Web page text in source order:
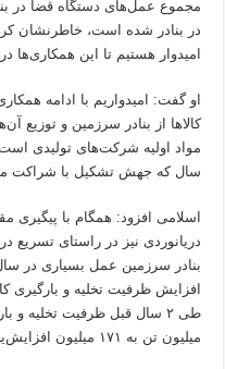
مجموع عمل‌های دستگاه قضا در
در بنادر شده است، خاطرنشان
امیدوار هستیم تا این همکاری‌ها
او گفت: امیدواریم با ادامه
کالاها از بنادر سرزمین و توزیع
مواد اولیه شرکت‌های تولیدی
سال که جهش تشکیل با شراکت
اسلامی افزود: همگام با پیگیری
دریانوردی نیز در راستای تسریع
افزایش ظرفیت تخلیه و بارگیری
میلیون تن به ۱۷۱ میلیون افزایش‌یافته است.